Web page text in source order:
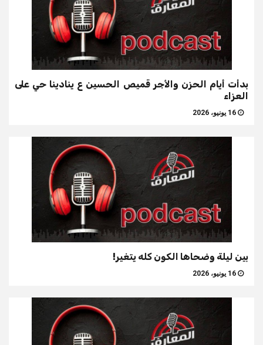
بدأت أيام الحزن والأجر قميص الحسين ع ينادينا حي على
العزاء
بين ليلة وضحاها الكون كله يتغير!